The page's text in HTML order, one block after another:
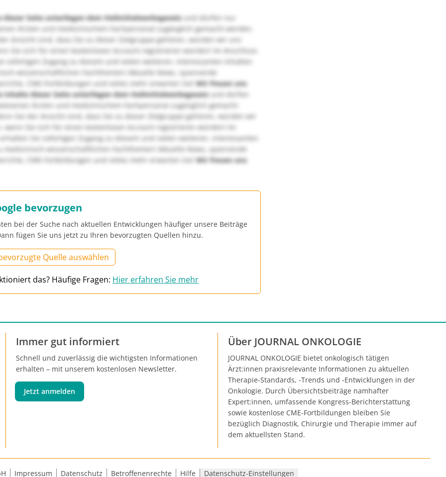
dieser Seite unterliegen dem Heilmittelwerbegesetzund dürfen nur
Ärzten und medizinischem Fachpersonal zugänglich gemacht werden.
Ansicht sind, dass Sie zu dieser Zielgruppe gehören, würden wir uns
Sie sich für einen kostenlosen Account registrieren würden! Im Anschluss
sofortigen Zugang zu diesem und vielen weiteren, interessanten Inhalten
wissenschaftlichen Fachthemen! Aktuelle News, spannende
CME-Fortbildungen und vieles mehr erwarten Sie!Wir freuen uns
Inhalte dieser Seite unterliegen dem Heilmittelwerbegesetzund dürfen
Ärzten und medizinischem Fachpersonal zugänglich gemacht
Sie der Ansicht sind, dass Sie zu dieser Zielgruppe gehören, würden wir
wenn Sie sich für einen kostenlosen Account registrieren würden! Im
Sie sofortigen Zugang zu diesem und vielen weiteren, interessanten
medizinisch-wissenschaftlichen Fachthemen! Aktuelle News, spannende
CME-Fortbildungen und vieles mehr erwarten Sie! Wir freuen uns
bevorzugen
bei der Suche nach aktuellen Entwicklungen häufiger unsere Beiträge
fügen Sie uns jetzt zu Ihren bevorzugten Quellen hinzu.
Quelle auswählen
das? Häufige Fragen: Hier erfahren Sie mehr
Immer gut informiert
Schnell und zuverlässig die wichtigsten Informationen
erhalten – mit unserem kostenlosen Newsletter.
Jetzt anmelden
Über JOURNAL ONKOLOGIE
JOURNAL ONKOLOGIE bietet onkologisch tätigen
Ärzt:innen praxisrelevante Informationen zu aktuellen
Therapie-Standards, -Trends und -Entwicklungen in der
Onkologie. Durch Übersichtsbeiträge namhafter
Expert:innen, umfassende Kongress-Berichterstattung
sowie kostenlose CME-Fortbildungen bleiben Sie
bezüglich Diagnostik, Chirurgie und Therapie immer auf
dem aktuellsten Stand.
Impressum Datenschutz Betroffenenrechte Hilfe Datenschutz-Einstellungen